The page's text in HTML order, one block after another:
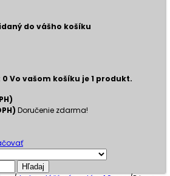
do vášho košíku
0 Vo vašom košíku je 1 produkt.
Doručenie zdarma!
Hľadaj